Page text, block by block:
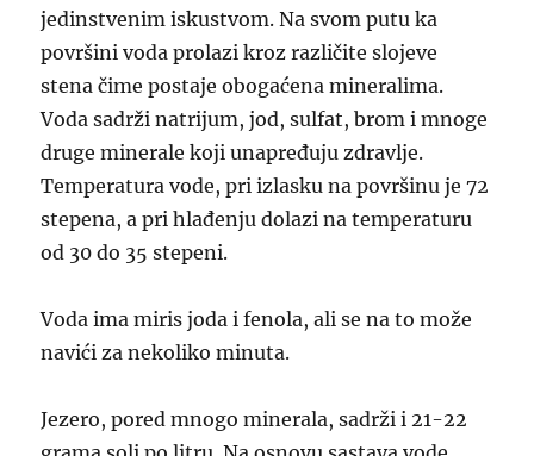
jedinstvenim iskustvom. Na svom putu ka
površini voda prolazi kroz različite slojeve
stena čime postaje obogaćena mineralima.
Voda sadrži natrijum, jod, sulfat, brom i mnoge
druge minerale koji unapređuju zdravlje.
Temperatura vode, pri izlasku na površinu je 72
stepena, a pri hlađenju dolazi na temperaturu
od 30 do 35 stepeni.
Voda ima miris joda i fenola, ali se na to može
navići za nekoliko minuta.
Jezero, pored mnogo minerala, sadrži i 21-22